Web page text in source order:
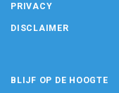
PRIVACY
DISCLAIMER
BLIJF OP DE HOOGTE